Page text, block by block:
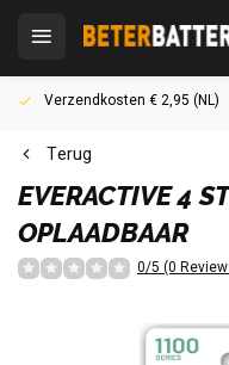
Verzendkosten € 2,95 (NL)
Terug
EVERACTIVE4
OPLAADBAAR
0/5 (0